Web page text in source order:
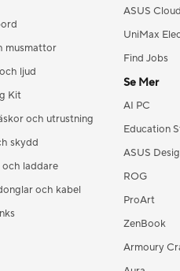
musmattor
ljud
Kit
och utrustning
skydd
laddare
och kabel
ASUS
UniMax
Find Jobs
Se Mer
AI PC
Education
ASUS
ROG
ProArt
ZenBook
Armoury